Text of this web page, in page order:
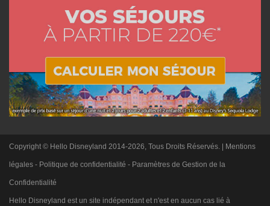
Copyright © Hello Disneyland 2014-2026, Tous Droits Réservés. | Mentions
légales - Politique de confidentialité - Paramètres de Gestion de la
Confidentialité
Hello Disneyland est un site indépendant et n'est en aucun cas lié à